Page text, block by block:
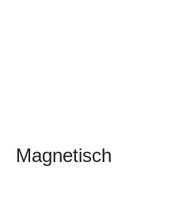
Magnetisch